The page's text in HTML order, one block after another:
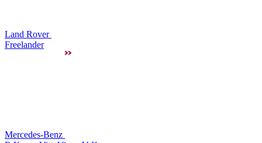
Land Rover
Freelander
Mercedes-Benz